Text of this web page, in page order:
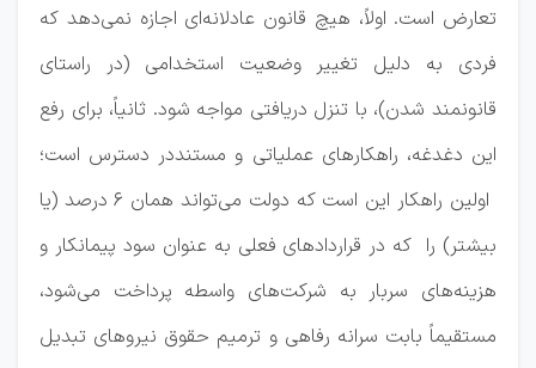
تعارض است. اولاً، هیچ قانون عادلانه‌ای اجازه نمی‌دهد که
فردی به دلیل تغییر وضعیت استخدامی (در راستای
قانونمند شدن)، با تنزل دریافتی مواجه شود. ثانیاً، برای رفع
این دغدغه، راهکارهای عملیاتی و مستنددر دسترس است؛
اولین راهکار این است که دولت می‌تواند همان ۶ درصد (یا
بیشتر) را که در قراردادهای فعلی به عنوان سود پیمانکار و
هزینه‌های سربار به شرکت‌های واسطه پرداخت می‌شود،
مستقیماً بابت سرانه رفاهی و ترمیم حقوق نیروهای تبدیل